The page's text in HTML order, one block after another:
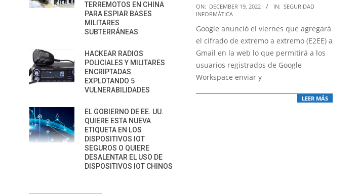
2022-
12-
19
ON: DECEMBER 19, 2022 IN: SEGURIDAD
INFORMÁTICA
Google anunció el viernes que agregará
el cifrado de extremo a extremo (E2EE) a
Gmail en la web lo que permitirá a los
usuarios registrados de Google
Workspace enviar y
LEER MÁS
TERREMOTOS EN CHINA
PARA ESPIAR BASES
MILITARES
SUBTERRÁNEAS
HACKEAR RADIOS
POLICIALES Y MILITARES
ENCRIPTADAS
EXPLOTANDO 5
VULNERABILIDADES
EL GOBIERNO DE EE. UU.
QUIERE ESTA NUEVA
ETIQUETA EN LOS
DISPOSITIVOS IOT
SEGUROS O QUIERE
DESALENTAR EL USO DE
DISPOSITIVOS IOT CHINOS